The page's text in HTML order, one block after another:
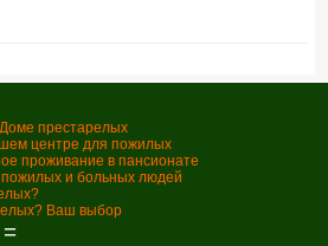
престарелых
центре для пожилых
проживание в пансионате
и больных людей
Ваш выбор